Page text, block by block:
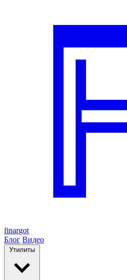
finargot
Блог Видео
Утилиты